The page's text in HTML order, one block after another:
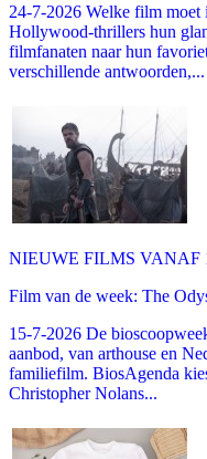
24-7-2026 Welke film
Hollywood-thrillers hun
filmfanaten naar hun
verschillende antwoorden,...
NIEUWE FILMS VANAF
Film van de week: The
15-7-2026 De
aanbod, van arthouse en
familiefilm. BiosAgenda
Christopher Nolans...